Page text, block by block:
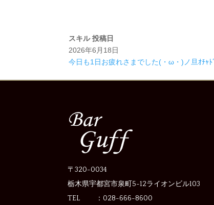
スキル 投稿日
2026年6月18日
今日も1日お疲れさまでした(・ω・)ノ旦ｵﾁｬﾄ
〒320-0034
栃木県宇都宮市泉町5-12ライオンビル103
TEL ：028-666-8600